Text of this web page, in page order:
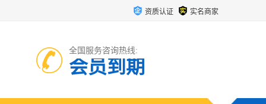
资质认证 实名商家
全国服务咨询热线:
会员到期